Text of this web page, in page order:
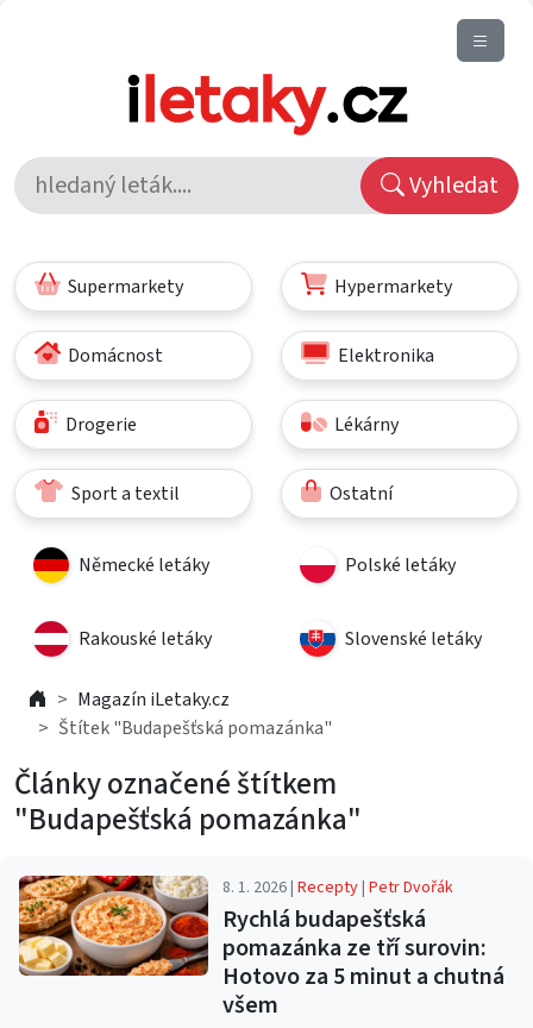
Vyhledat
Supermarkety Hypermarkety
Domácnost Elektronika
Drogerie Lékárny
Sport a textil Ostatní
Německé letáky Polské letáky
Rakouské letáky Slovenské letáky
Magazín iLetaky.cz
Štítek "Budapešťská pomazánka"
Články označené štítkem
"Budapešťská pomazánka"
8. 1. 2026 |Recepty|Petr Dvořák
Rychlá budapešťská
pomazánka ze tří surovin:
Hotovo za 5 minut a chutná
všem